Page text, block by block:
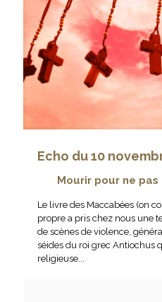
Echo du 10
Mourir pour ne
Le livre des Maccabées (on
propre a pris chez nous une
de scènes de violence,
séides du roi grec Antiochus
religieuse...